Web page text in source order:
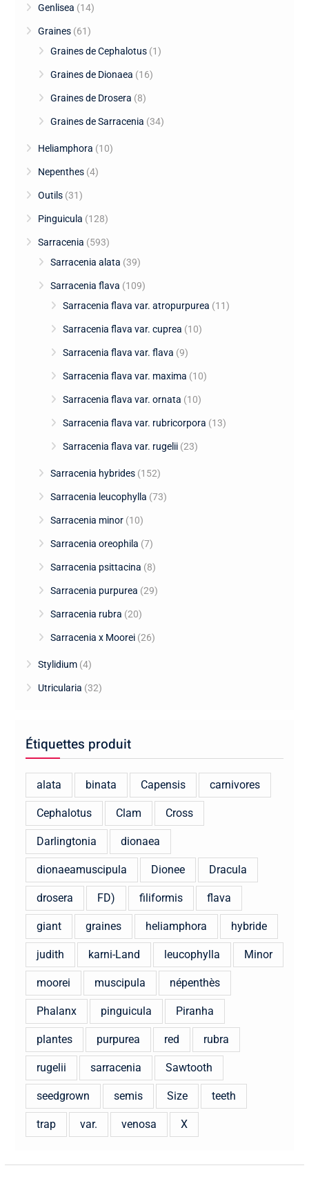
Genlisea (14)
Graines (61)
Graines de Cephalotus (1)
Graines de Dionaea (16)
Graines de Drosera (8)
Graines de Sarracenia (34)
Heliamphora (10)
Nepenthes (4)
Outils (31)
Pinguicula (128)
Sarracenia (593)
Sarracenia alata (39)
Sarracenia flava (109)
Sarracenia flava var. atropurpurea (11)
Sarracenia flava var. cuprea (10)
Sarracenia flava var. flava (9)
Sarracenia flava var. maxima (10)
Sarracenia flava var. ornata (10)
Sarracenia flava var. rubricorpora (13)
Sarracenia flava var. rugelii (23)
Sarracenia hybrides (152)
Sarracenia leucophylla (73)
Sarracenia minor (10)
Sarracenia oreophila (7)
Sarracenia psittacina (8)
Sarracenia purpurea (29)
Sarracenia rubra (20)
Sarracenia x Moorei (26)
Stylidium (4)
Utricularia (32)
Étiquettes produit
alata binata Capensis carnivores
Cephalotus Clam Cross
Darlingtonia dionaea
dionaeamuscipula Dionee Dracula
drosera FD) filiformis flava
giant graines heliamphora hybride
judith karni-Land leucophylla Minor
moorei muscipula népenthès
Phalanx pinguicula Piranha
plantes purpurea red rubra
rugelii sarracenia Sawtooth
seedgrown semis Size teeth
trap var. venosa X